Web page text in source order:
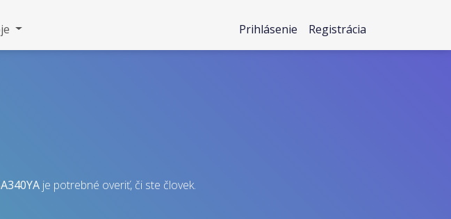
Prihlásenie Registrácia
je potrebné overiť, či ste človek.